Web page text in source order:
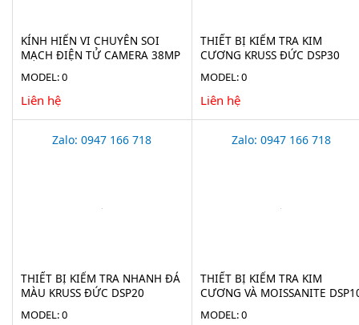
KÍNH HIỂN VI CHUYÊN SOI
MẠCH ĐIỆN TỬ CAMERA 38MP
MODEL: 0
Liên hệ
THIẾT BỊ KIỂM TRA KIM
CƯƠNG KRUSS ĐỨC DSP30
MODEL: 0
Liên hệ
Zalo: 0947 166 718
THIẾT BỊ KIỂM TRA NHANH ĐÁ
MÀU KRUSS ĐỨC DSP20
MODEL: 0
Zalo: 0947 166 718
THIẾT BỊ KIỂM TRA KIM
CƯƠNG VÀ MOISSANITE
MODEL: 0